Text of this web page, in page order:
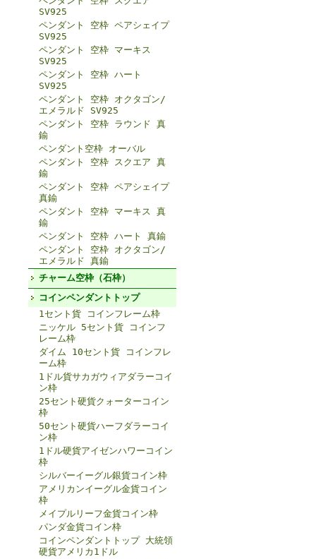
SV925
ペンダント 空枠 ペアシェイプ
SV925
ペンダント 空枠 マーキス
SV925
ペンダント 空枠 ハート
SV925
ペンダント 空枠 オクタゴン/
エメラルド SV925
ペンダント 空枠 ラウンド 真
鍮
ペンダント空枠 オーバル
ペンダント 空枠 スクエア 真
鍮
ペンダント 空枠 ペアシェイプ
真鍮
ペンダント 空枠 マーキス 真
鍮
ペンダント 空枠 ハート 真鍮
ペンダント 空枠 オクタゴン/
エメラルド 真鍮
チャーム空枠（石枠）
コインペンダントトップ
1セント貨 コインフレーム枠
ニッケル 5セント貨 コインフ
レーム枠
ダイム 10セント貨 コインフレ
ーム枠
1ドル貨サカガウィアダラーコイ
ン枠
25セント硬貨クォーターコイン
枠
50セント硬貨ハーフダラーコイ
ン枠
1ドル硬貨アイゼンハワーコイン
枠
シルバーイーグル銀貨コイン枠
アメリカンイーグル金貨コイン
枠
メイプルリーフ金貨コイン枠
パンダ金貨コイン枠
コインペンダントトップ 大統領
硬貨アメリカ1ドル